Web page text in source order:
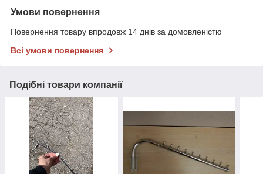
Умови повернення
Повернення товару впродовж 14 днів за домовленістю
Всі умови повернення
Подібні товари компанії